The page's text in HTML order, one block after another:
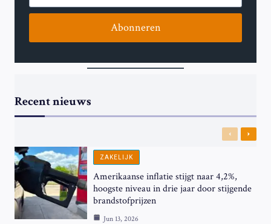
Abonneren
Recent nieuws
Previous
Next
ZAKELIJK
Amerikaanse inflatie stijgt naar 4,2%,
hoogste niveau in drie jaar door stijgende
brandstofprijzen
Jun 13, 2026